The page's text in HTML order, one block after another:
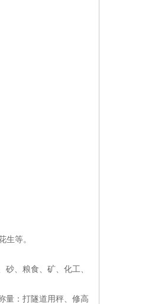
生等。
砂、粮食、矿、化工、
量：打隧道用秤、修高